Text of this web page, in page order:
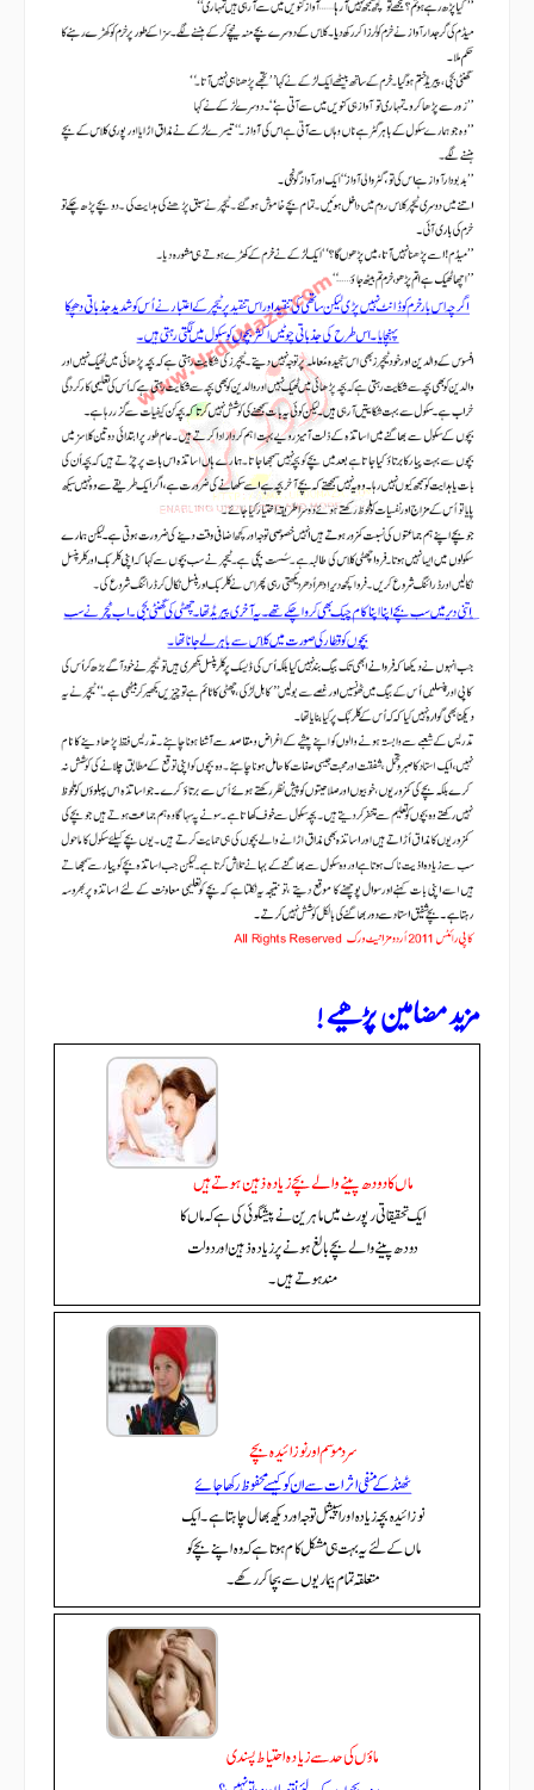
مزید مضامین پڑھیے !